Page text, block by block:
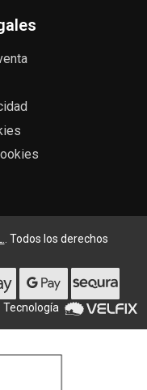
. Todos los derechos
Tecnología